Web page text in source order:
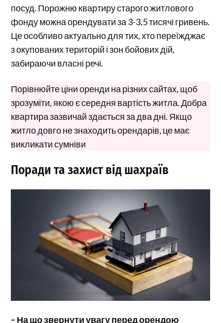
посуд. Порожню квартиру старого житлового
фонду можна орендувати за 3-3,5 тисячі гривень.
Це особливо актуально для тих, хто переїжджає
з окупованих територій і зон бойових дій,
забираючи власні речі.
Порівнюйте ціни оренди на різних сайтах, щоб
зрозуміти, якою є середня вартість житла. Добра
квартира зазвичай здається за два дні. Якщо
житло довго не знаходить орендарів, це має
викликати сумніви
Поради та захист від шахраїв
– На що звернути увагу перед орендою